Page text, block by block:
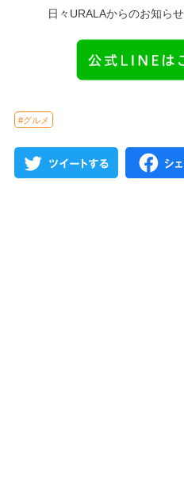
日々URALAからのお知ら
#グルメ